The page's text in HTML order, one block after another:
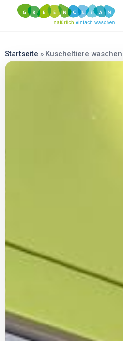
content
Startseite » Kuscheltiere waschen